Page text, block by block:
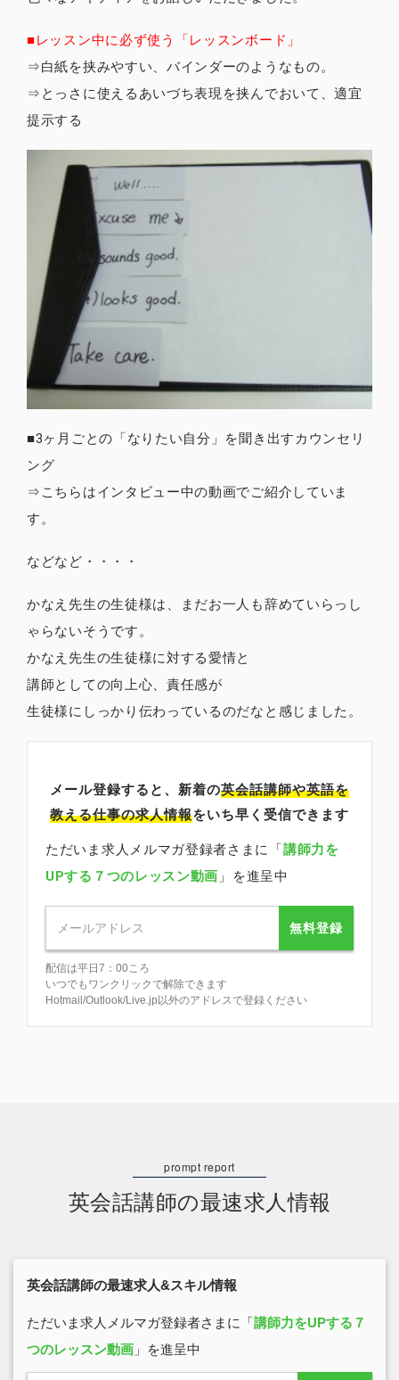
■レッスン中に必ず使う「レッスンボード」
⇒白紙を挟みやすい、バインダーのようなもの。
⇒とっさに使えるあいづち表現を挟んでおいて、適宜
提示する
■3ヶ月ごとの「なりたい自分」を聞き出すカウンセリ
ング
⇒こちらはインタビュー中の動画でご紹介していま
す。
などなど・・・・
かなえ先生の生徒様は、まだお一人も辞めていらっし
ゃらないそうです。
かなえ先生の生徒様に対する愛情と
講師としての向上心、責任感が
生徒様にしっかり伝わっているのだなと感じました。
メール登録すると、新着の英会話講師や英語を
教える仕事の求人情報をいち早く受信できます
ただいま求人メルマガ登録者さまに「講師力を
UPする７つのレッスン動画 」を進呈中
無料登録
配信は平日7：00ころ
いつでもワンクリックで解除できます
Hotmail/Outlook/Live.jp以外のアドレスで登録ください
英会話講師の最速求人情報
英会話講師の最速求人&スキル情報
ただいま求人メルマガ登録者さまに「講師力をUPする７
つのレッスン動画 」を進呈中